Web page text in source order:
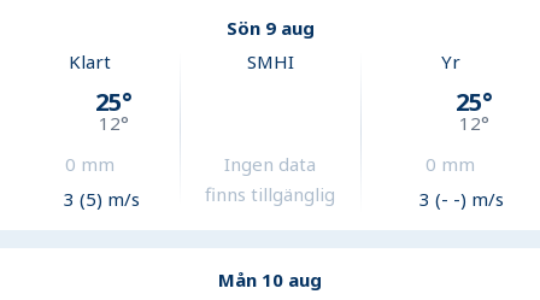
Sön 9 aug
Klart
25°
12°
0 mm
3 (5) m/s
SMHI
Ingen data
finns tillgänglig
Yr
25°
12°
0 mm
3 (- -) m/s
Mån 10 aug